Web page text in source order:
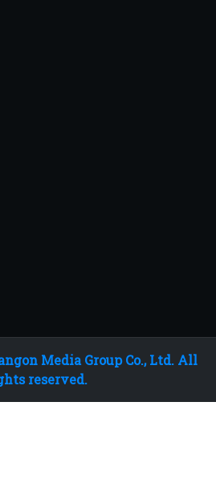
Media Group Co., Ltd. All
reserved.